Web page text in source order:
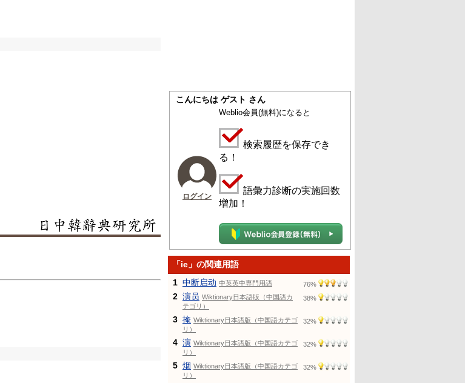
こんにちは ゲスト さん
ログイン
Weblio会員(無料)になると
検索履歴を保存でき
る！
語彙力診断の実施回数
増加！
「ie」の関連用語
1 中断启动 中英英中専門用語 76%
2 演员 Wiktionary日本語版（中国語カ
テゴリ）
38%
3 掩 Wiktionary日本語版（中国語カテゴ
リ）
32%
4 演 Wiktionary日本語版（中国語カテゴ
リ）
32%
5 烟 Wiktionary日本語版（中国語カテゴ
リ）
32%